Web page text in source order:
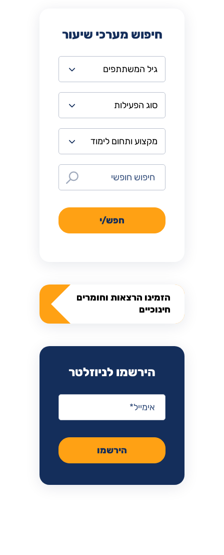
חיפוש מערכי שיעור
חפש/י
הזמינו הרצאות וחומרים
חינוכיים
הירשמו לניוזלטר
אימייל
הירשמו